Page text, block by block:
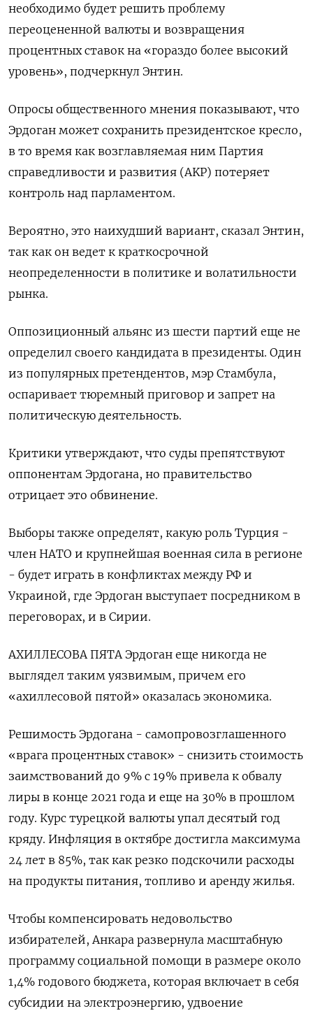
необходимо будет решить проблему
переоцененной валюты и возвращения
процентных ставок на «гораздо более высокий
уровень», подчеркнул Энтин.
Опросы общественного мнения показывают, что
Эрдоган может сохранить президентское кресло,
в то время как возглавляемая ним Партия
справедливости и развития (AKP) потеряет
контроль над парламентом.
Вероятно, это наихудший вариант, сказал Энтин,
так как он ведет к краткосрочной
неопределенности в политике и волатильности
рынка.
Оппозиционный альянс из шести партий еще не
определил своего кандидата в президенты. Один
из популярных претендентов, мэр Стамбула,
оспаривает тюремный приговор и запрет на
политическую деятельность.
Критики утверждают, что суды препятствуют
оппонентам Эрдогана, но правительство
отрицает это обвинение.
Выборы также определят, какую роль Турция -
член НАТО и крупнейшая военная сила в регионе
- будет играть в конфликтах между РФ и
Украиной, где Эрдоган выступает посредником в
переговорах, и в Сирии.
АХИЛЛЕСОВА ПЯТА Эрдоган еще никогда не
выглядел таким уязвимым, причем его
«ахиллесовой пятой» оказалась экономика.
Решимость Эрдогана - cамопровозглашенного
«врага процентных ставок» - снизить стоимость
заимствований до 9% с 19% привела к обвалу
лиры в конце 2021 года и еще на 30% в прошлом
году. Курс турецкой валюты упал десятый год
кряду. Инфляция в октябре достигла максимума
24 лет в 85%, так как резко подскочили расходы
на продукты питания, топливо и аренду жилья.
Чтобы компенсировать недовольство
избирателей, Анкара развернула масштабную
программу социальной помощи в размере около
1,4% годового бюджета, которая включает в себя
субсидии на электроэнергию, удвоение